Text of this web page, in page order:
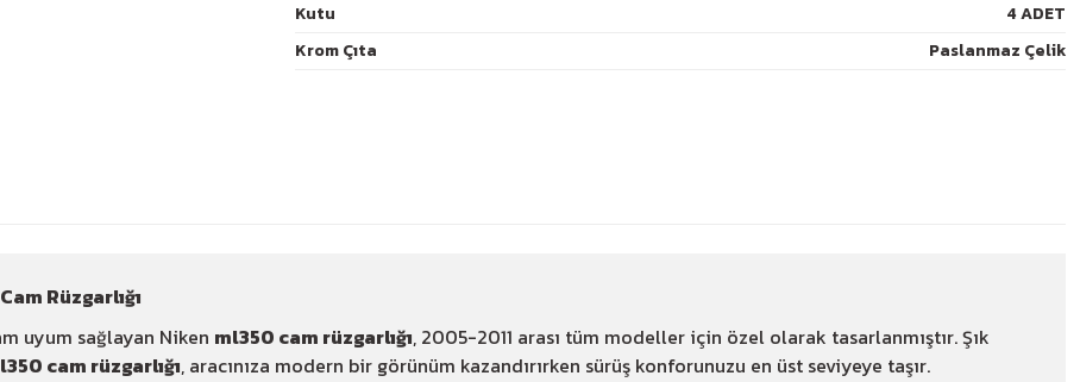
Kutu
4 ADET
Krom Çıta
Paslanmaz Çelik
Rüzgarlığı
uyum sağlayan Niken ml350 cam rüzgarlığı, 2005-2011 arası tüm modeller için özel olarak tasarlanmıştır. Şık
cam rüzgarlığı, aracınıza modern bir görünüm kazandırırken sürüş konforunuzu en üst seviyeye taşır.